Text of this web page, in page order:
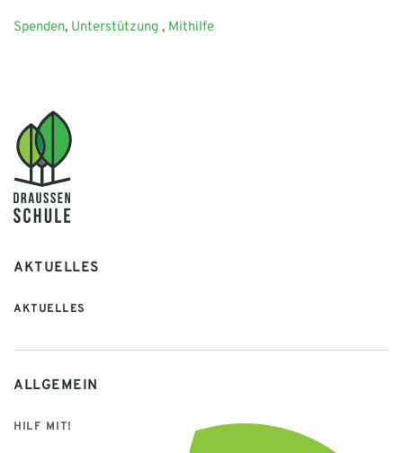
Spenden, Unterstützung , Mithilfe
AKTUELLES
AKTUELLES
ALLGEMEIN
HILF MIT!